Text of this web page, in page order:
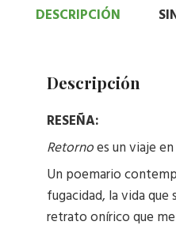
DESCRIPCIÓN
Descripción
RESEÑA:
Retornoes un viaje
Un poemario
fugacidad, la vida
retrato onírico que